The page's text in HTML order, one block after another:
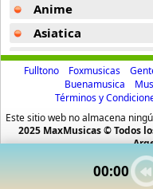
Bob
9 músicas online
Bruno Mars
47 músicas online
Camila Cabello
40 músicas online
Camille Jones00:00
Anime
Asiatica
Atevip
Bachatas
Baladas
Baladas De Oro
Fulltono Foxmusicas
Buenamusica
Términos y
Este sitio web no almacena
2025 MaxMusicas © Todos